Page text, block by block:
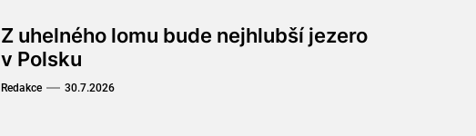
Z uhelného lomu bude nejhlubší jezero
v Polsku
Redakce 30.7.2026